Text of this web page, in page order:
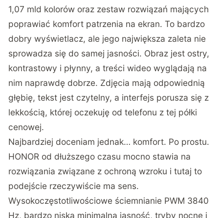
1,07 mld kolorów oraz zestaw rozwiązań mających
poprawiać komfort patrzenia na ekran. To bardzo
dobry wyświetlacz, ale jego największa zaleta nie
sprowadza się do samej jasności. Obraz jest ostry,
kontrastowy i płynny, a treści wideo wyglądają na
nim naprawdę dobrze. Zdjęcia mają odpowiednią
głębię, tekst jest czytelny, a interfejs porusza się z
lekkością, której oczekuję od telefonu z tej półki
cenowej.
Najbardziej doceniam jednak… komfort. Po prostu.
HONOR od dłuższego czasu mocno stawia na
rozwiązania związane z ochroną wzroku i tutaj to
podejście rzeczywiście ma sens.
Wysokoczęstotliwościowe ściemnianie PWM 3840
Hz, bardzo niska minimalna jasność, tryby nocne i